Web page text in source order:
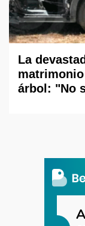
La
árbol: "No